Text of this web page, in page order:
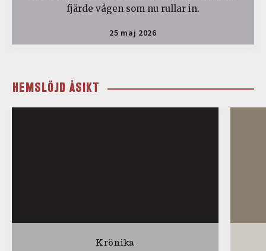
fjärde vågen som nu rullar in.
25 maj 2026
HEMSLÖJD ÅSIKT
Krönika